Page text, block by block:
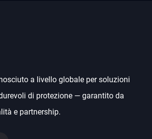
a livello globale per soluzioni
di protezione — garantito da
e partnership.